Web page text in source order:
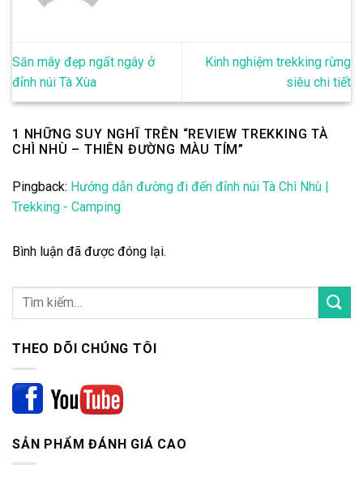
Săn mây đẹp ngất ngây ở
đỉnh núi Tà Xùa
Kinh nghiệm trekking rừng
siêu chi tiết
1 NHỮNG SUY NGHĨ TRÊN “REVIEW TREKKING TÀ
CHÌ NHÙ – THIÊN ĐƯỜNG MÀU TÍM”
Pingback: Hướng dẫn đường đi đến đỉnh núi Tà Chì Nhù |
Trekking - Camping
Bình luận đã được đóng lại.
THEO DÕI CHÚNG TÔI
SẢN PHẨM ĐÁNH GIÁ CAO